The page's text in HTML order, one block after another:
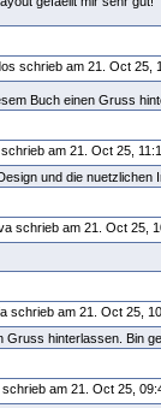
schrieb am 21. Oct 25,
Buch einen Gruss
schrieb am 21. Oct 25,
und die nuetzlichen
schrieb am 21. Oct 25,
schrieb am 21. Oct 25,
Gruss hinterlassen. Bin
schrieb am 21. Oct 25,